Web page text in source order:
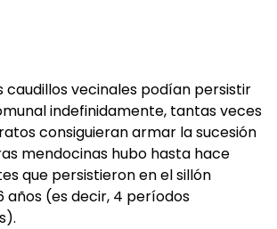
caudillos vecinales podían persistir
indefinidamente, tantas veces
consiguieran armar la sucesión
mendocinas hubo hasta hace
que persistieron en el sillón
años (es decir, 4 períodos